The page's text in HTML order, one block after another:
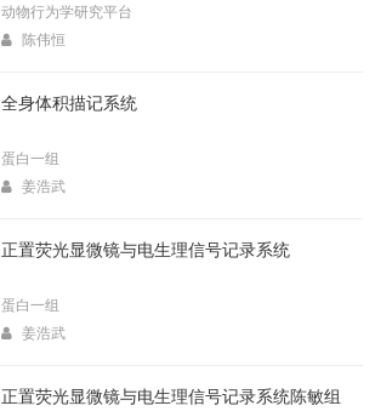
动物行为学研究平台
陈伟恒
全身体积描记系统
蛋白一组
姜浩武
正置荧光显微镜与电生理信号记录系统
蛋白一组
姜浩武
正置荧光显微镜与电生理信号记录系统陈敏组